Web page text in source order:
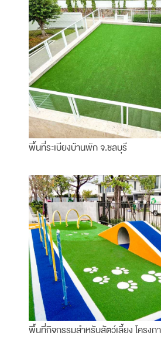
พื้นที่ระเบียงบ้านพัก จ.ชลบุรี
พื้นที่กิจกรรมสำหรับสัตว์เลี้ยง โครงก